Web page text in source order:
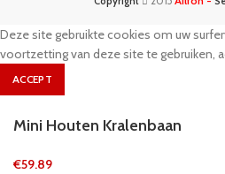
Deze site gebruikte cookies om uw
voortzetting van deze site te gebruiken,
ACCEPT
Mini Houten Kralenbaan
€59.89